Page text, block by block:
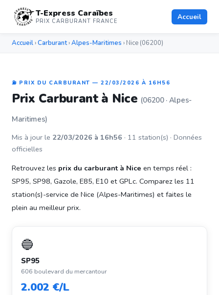
T-Express Caraïbes
PRIX CARBURANT FRANCE Accueil
Accueil ›Carburant›Alpes-Maritimes › Nice (06200)
⛽ PRIX DU CARBURANT — 22/03/2026 À 16H56
Prix Carburant à Nice (06200 · Alpes-
Maritimes)
Mis à jour le 22/03/2026 à 16h56 · 11 station(s) · Données
officielles
Retrouvez les prix du carburant à Nice en temps réel :
SP95, SP98, Gazole, E85, E10 et GPLc. Comparez les 11
station(s)-service de Nice (Alpes-Maritimes) et faites le
plein au meilleur prix.
🔵
SP95
606 boulevard du mercantour
2.002 €/L